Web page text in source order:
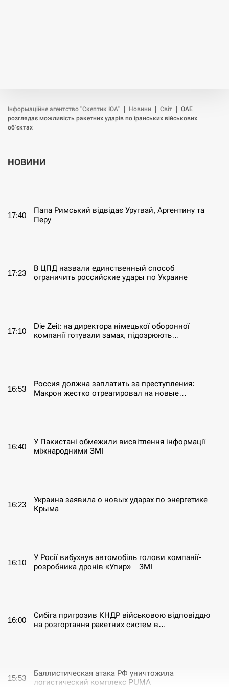
Інформаційне агентство "Скептик ЮА" Новини Світ
ОАЕ
розглядає можливість ракетних ударів по іранських військових
об’єктах
НОВИНИ
17:40
Папа Римський відвідає Уругвай, Аргентину та
Перу
17:23
В ЦПД назвали единственный способ
ограничить российские удары по Украине
17:10
Die Zeit: на директора німецької оборонної
компанії готували замах, підозрюють…
16:53
Россия должна заплатить за преступления:
Макрон жестко отреагировал на новые…
16:40
У Пакистані обмежили висвітлення інформації
міжнародними ЗМІ
16:23
Украина заявила о новых ударах по энергетике
Крыма
16:10
У Росії вибухнув автомобіль голови компанії-
розробника дронів «Упир» – ЗМІ
16:00
Сибіга пригрозив КНДР військовою відповіддю
на розгортання ракетних систем в…
15:53
Баллистическая атака РФ уничтожила
логистический комплекс PUMA